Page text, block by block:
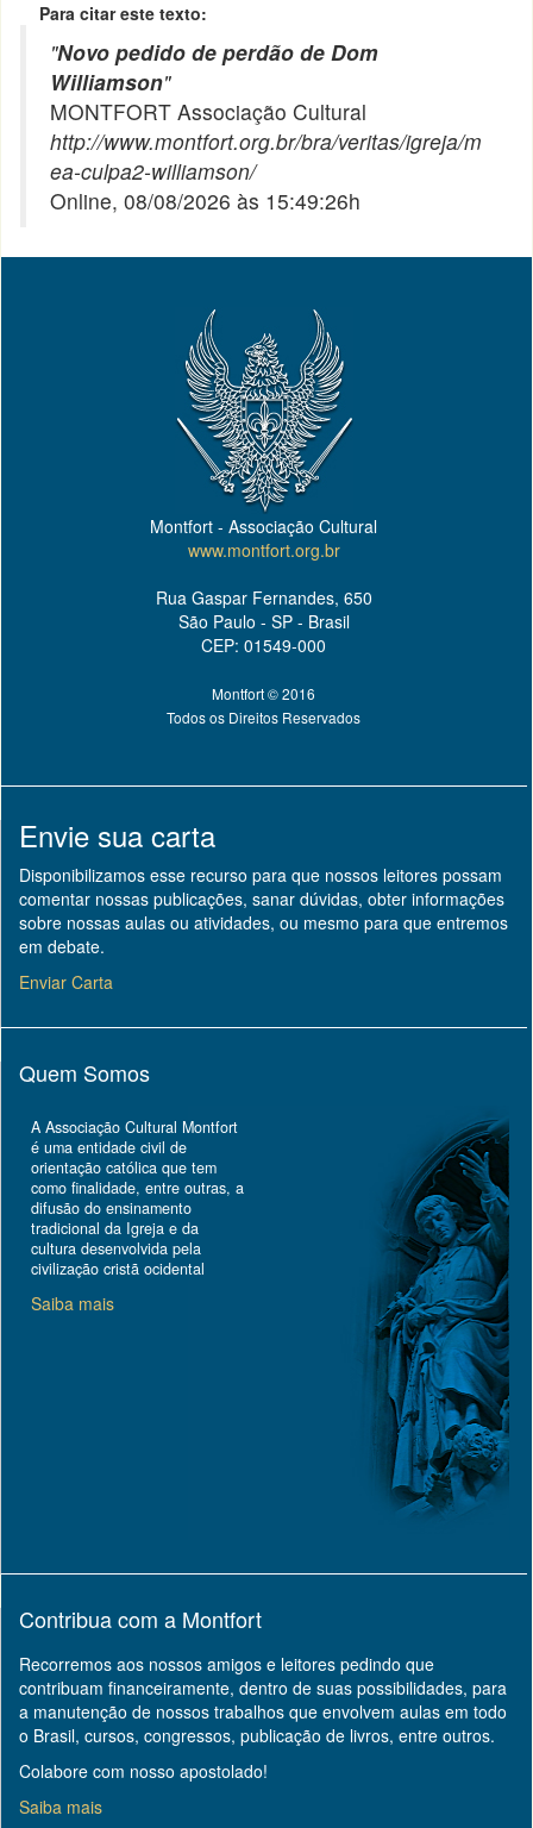
Para citar este texto:
"Novo pedido de perdão de Dom
Williamson"
MONTFORT Associação Cultural
http://www.montfort.org.br/bra/veritas/igreja/m
ea-culpa2-williamson/
Online, 08/08/2026 às 15:49:26h
Montfort - Associação Cultural
www.montfort.org.br
Rua Gaspar Fernandes, 650
São Paulo - SP - Brasil
CEP: 01549-000
Montfort © 2016
Todos os Direitos Reservados
Envie sua carta
Disponibilizamos esse recurso para que nossos leitores possam
comentar nossas publicações, sanar dúvidas, obter informações
sobre nossas aulas ou atividades, ou mesmo para que entremos
em debate.
Enviar Carta
Quem Somos
A Associação Cultural Montfort
é uma entidade civil de
orientação católica que tem
como finalidade, entre outras, a
difusão do ensinamento
tradicional da Igreja e da
cultura desenvolvida pela
civilização cristã ocidental
Saiba mais
Contribua com a Montfort
Recorremos aos nossos amigos e leitores pedindo que
contribuam financeiramente, dentro de suas possibilidades, para
a manutenção de nossos trabalhos que envolvem aulas em todo
o Brasil, cursos, congressos, publicação de livros, entre outros.
Colabore com nosso apostolado!
Saiba mais